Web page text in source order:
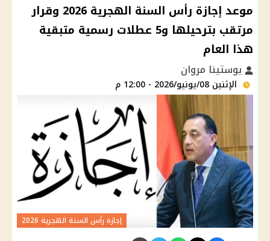
موعد إجازة رأس السنة الهجرية 2026 وقرار
مرتقب بترحيلها و5 عطلات رسمية متبقية
هذا العام
يوستينا مروان
الإثنين 08/يونيو/2026 - 12:00 م
إجازة رأس السنة الهجرية 2026